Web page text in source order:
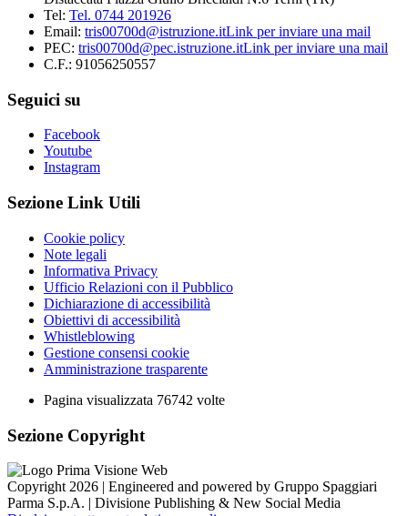
Tel: Tel. 0744 201926
Email: tris00700d@istruzione.itLink per inviare una mail
PEC: tris00700d@pec.istruzione.itLink per inviare una mail
C.F.: 91056250557
Seguici su
Facebook
Youtube
Instagram
Sezione Link Utili
Cookie policy
Note legali
Informativa Privacy
Ufficio Relazioni con il Pubblico
Dichiarazione di accessibilità
Obiettivi di accessibilità
Whistleblowing
Gestione consensi cookie
Amministrazione trasparente
Pagina visualizzata 76742 volte
Sezione Copyright
Copyright 2026 | Engineered and powered by Gruppo Spaggiari
Parma S.p.A. | Divisione Publishing & New Social Media